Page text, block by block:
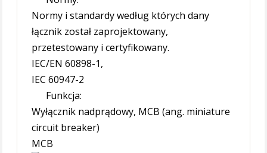
Normy i standardy według których dany
łącznik został zaprojektowany,
przetestowany i certyfikowany.
IEC/EN 60898-1,
IEC 60947-2
Funkcja:
Wyłącznik nadprądowy, MCB (ang. miniature
circuit breaker)
MCB